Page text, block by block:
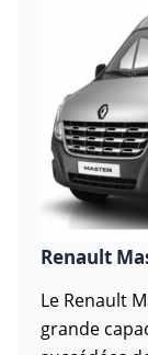
Renault
Le Renault
grande